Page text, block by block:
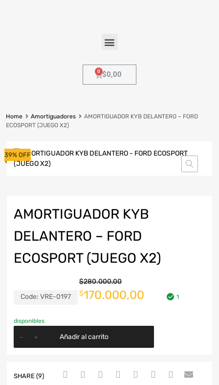
$0,00
Home Amortiguadores
AMORTIGUADOR KYB DELANTERO – FORD
ECOSPORT (JUEGO X2)
39% OFF
AMORTIGUADOR KYB
DELANTERO – FORD
ECOSPORT (JUEGO X2)
Code: VRE-0197
$280.000,00
$170.000,00 1
disponibles
Añadir al carrito
SHARE (9)